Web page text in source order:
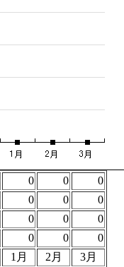
0 0
0
0 0
0
0 0
0
0 0
0
1月 2月 3月